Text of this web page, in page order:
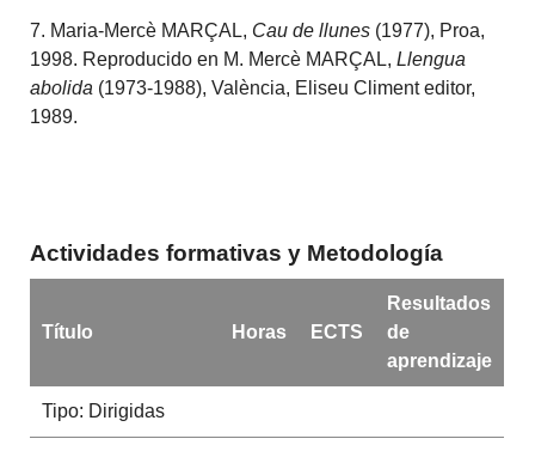
7. Maria-Mercè MARÇAL, Cau de llunes (1977), Proa,
1998. Reproducido en M. Mercè MARÇAL,Llengua
abolida (1973-1988), València, Eliseu Climent editor,
1989.
Actividades formativas y Metodología
Título Horas ECTS
Resultados
de
aprendizaje
Tipo: Dirigidas